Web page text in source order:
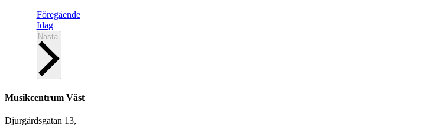
FöregåendeEvenemang
Idag
Nästa
Musikcentrum Väst
Djurgårdsgatan 13,